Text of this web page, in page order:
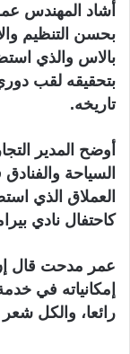
أشاد المهندس
بحسن التنظيم
بالاس والذي
بتحقيقه لقب
تاريخه.
أوضح المدير
السياحة
العملاق الذي
كاحتفال نادي
عمر مدحت قال إن
إمكانياته في
رائعا، والكل